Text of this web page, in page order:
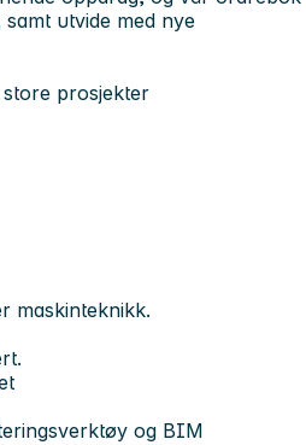
utvide med nye
prosjekter
maskinteknikk.
og BIM